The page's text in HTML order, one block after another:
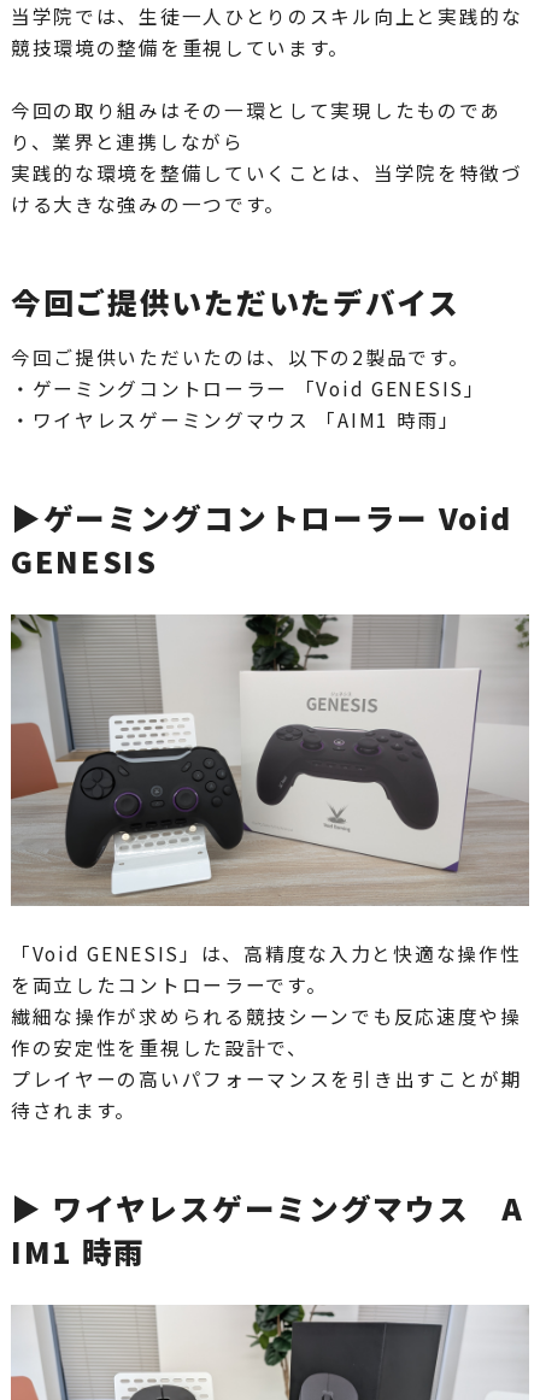
当学院では、生徒一人ひとりのスキル向上と実践的な
競技環境の整備を重視しています。
今回の取り組みはその一環として実現したものであ
り、業界と連携しながら
実践的な環境を整備していくことは、当学院を特徴づ
ける大きな強みの一つです。
今回ご提供いただいたデバイス
今回ご提供いただいたのは、以下の2製品です。
・ゲーミングコントローラー 「Void GENESIS」
・ワイヤレスゲーミングマウス 「AIM1 時雨」
▶ゲーミングコントローラー Void
GENESIS
「Void GENESIS」は、高精度な入力と快適な操作性
を両立したコントローラーです。
繊細な操作が求められる競技シーンでも反応速度や操
作の安定性を重視した設計で、
プレイヤーの高いパフォーマンスを引き出すことが期
待されます。
▶ ワイヤレスゲーミングマウス A
IM1 時雨